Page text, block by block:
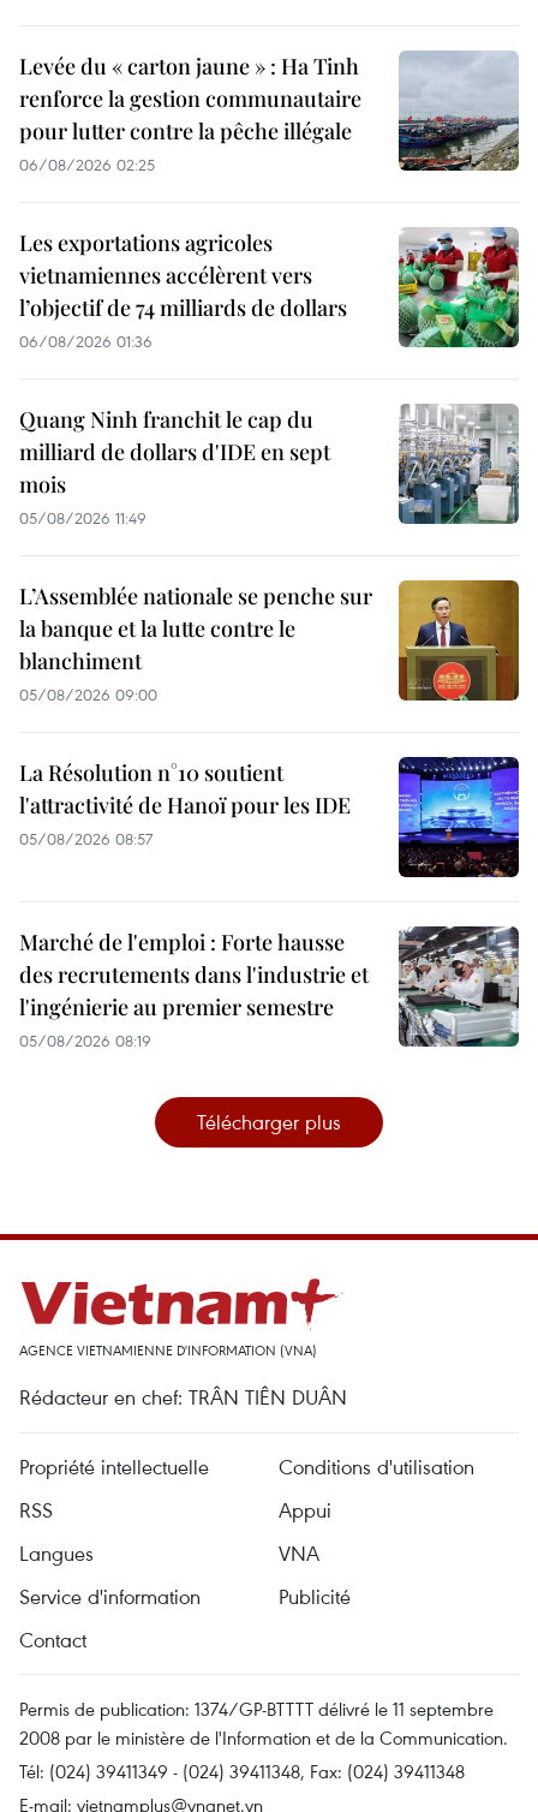
Levée du « carton jaune » : Ha Tinh
renforce la gestion communautaire
pour lutter contre la pêche illégale
06/08/2026 02:25
Les exportations agricoles
vietnamiennes accélèrent vers
l’objectif de 74 milliards de dollars
06/08/2026 01:36
Quang Ninh franchit le cap du
milliard de dollars d'IDE en sept
mois
05/08/2026 11:49
L’Assemblée nationale se penche sur
la banque et la lutte contre le
blanchiment
05/08/2026 09:00
La Résolution n°10 soutient
l'attractivité de Hanoï pour les IDE
05/08/2026 08:57
Marché de l'emploi : Forte hausse
des recrutements dans l'industrie et
l'ingénierie au premier semestre
05/08/2026 08:19
Télécharger plus
AGENCE VIETNAMIENNE D'INFORMATION (VNA)
Rédacteur en chef: TRÂN TIÊN DUÂN
Propriété intellectuelle
Conditions d'utilisation
RSS
Appui
Langues
VNA
Service d'information
Publicité
Contact
Permis de publication: 1374/GP-BTTTT délivré le 11 septembre
2008 par le ministère de l'Information et de la Communication.
Tél: (024) 39411349 - (024) 39411348, Fax: (024) 39411348
E-mail: vietnamplus@vnanet.vn